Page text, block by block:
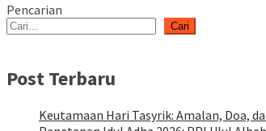
Pencarian
Cari
Post Terbaru
Keutamaan Hari Tasyrik: Amalan, Doa,